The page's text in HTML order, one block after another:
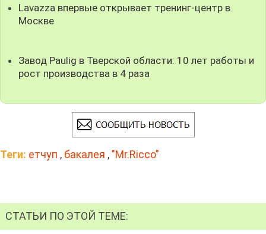
Lavazza впервые открывает тренинг-центр в
Москве
Завод Paulig в Тверской области: 10 лет работы и
рост производства в 4 раза
Теги: етчуп , бакалея , "Mr.Ricco"
СТАТЬИ ПО ЭТОЙ ТЕМЕ: